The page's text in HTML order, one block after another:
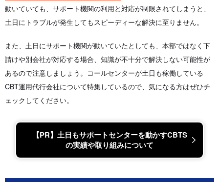
動いていても、サポート機関の利用と対応が制限されてしまうと、
土日にトラブルが発生してもスピーディーな解決に至りません。
また、土日にサポート機関が動いていたとしても、本部ではなく下
請けや別会社が対応する場合、知識が不十分で解決しない可能性が
あるので注意しましょう。コールセンターが土日も稼働している
CBT運用代行会社について特集しているので、気になる方はぜひチ
ェックしてください。
【PR】土日もサポートセンターを動かすCBTS
の実績や取り組みについて